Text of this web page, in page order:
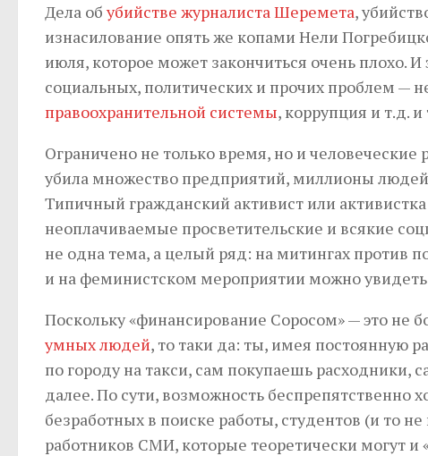
Дела об убийстве журналиста Шеремета,
изнасилование опять же копами Нели
июля, которое может закончиться очень плохо.
социальных, политических и прочих проблем —
правоохранительной системы, коррупция и т.д. и
Ограничено не только время, но и человеческие
убила множество предприятий, миллионы людей
Типичный гражданский активист или
неоплачиваемые просветительские и всякие
не одна тема, а целый ряд: на митингах против
и на феминистском мероприятии можно
Поскольку «финансирование Соросом» — это не
умных людей, то таки да: ты, имея постоянную
по городу на такси, сам покупаешь
далее. По сути, возможность беспрепятственно
безработных в поиске работы, студентов (и то
работников СМИ, которые теоретически могут и